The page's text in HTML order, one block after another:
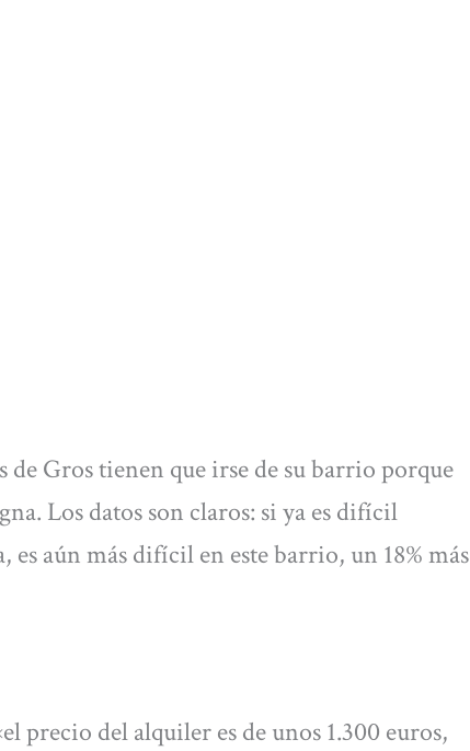
de Gros tienen que irse de su barrio porque
Los datos son claros: si ya es difícil
aún más difícil en este barrio, un 18% más
precio del alquiler es de unos 1.300 euros,